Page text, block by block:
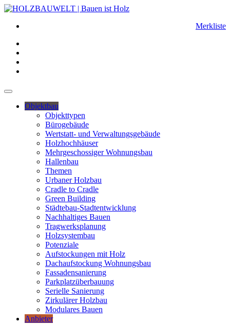
Merkliste
Objektbau
Objekttypen
Bürogebäude
Wertstatt- und Verwaltungsgebäude
Holzhochhäuser
Mehrgeschossiger Wohnungsbau
Hallenbau
Themen
Urbaner Holzbau
Cradle to Cradle
Green Building
Städtebau-Stadtentwicklung
Nachhaltiges Bauen
Tragwerksplanung
Holzsystembau
Potenziale
Aufstockungen mit Holz
Dachaufstockung Wohnungsbau
Fassadensanierung
Parkplatzüberbauung
Serielle Sanierung
Zirkulärer Holzbau
Modulares Bauen
Anbieter